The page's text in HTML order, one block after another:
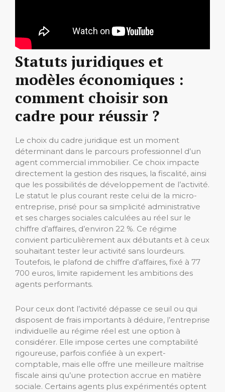
Statuts juridiques et
modèles économiques :
comment choisir son
cadre pour réussir ?
Le choix du cadre juridique est un moment
déterminant dans le parcours professionnel d’un
agent commercial immobilier. Ce choix impacte
directement la gestion des risques, la fiscalité, ainsi
que les possibilités de développement de l’activité.
Le statut le plus courant reste celui de la micro-
entreprise, prisé pour sa simplicité administrative
et ses charges sociales calculées au réel sur le
chiffre d’affaires, d’environ 22 %. Ce régime
convient particulièrement aux débutants et à ceux
souhaitant tester leur activité sans lourdeurs.
Toutefois, le plafond de chiffre d’affaires, fixé à 77
700 euros, limite rapidement les ambitions des
agents performants.
Pour ceux dont l’activité dépasse ce seuil ou qui
disposent de frais importants à déduire, l’entreprise
individuelle au régime réel est une option à
considérer. Elle impose certes une comptabilité
rigoureuse, parfois confiée à un expert-
comptable, mais elle offre une meilleure maîtrise
fiscale ainsi qu’une protection accrue en matière
sociale. Certains agents plus expérimentés optent